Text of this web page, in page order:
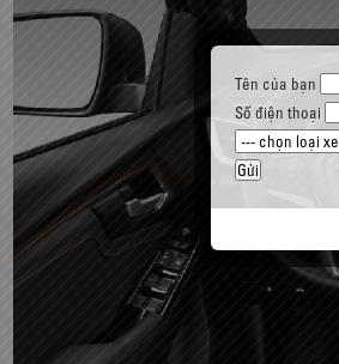
Tên của bạn
Số điện thoại